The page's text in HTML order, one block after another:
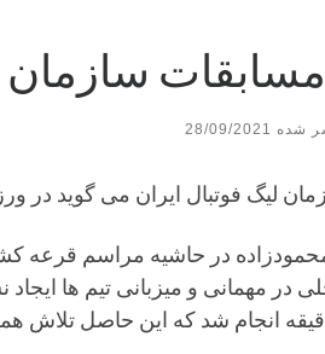
سازمان
28/09/2021
لیگ فوتبال ایران می گوید در
محمودزاده در حاشیه مراسم
در مهمانی و میزبانی تیم ها